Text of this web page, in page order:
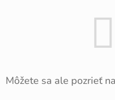
Môžete sa ale pozrieť